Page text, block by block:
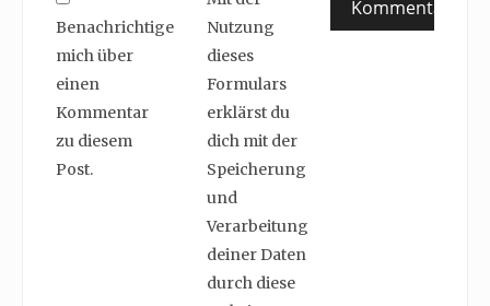
Benachrichtige
mich über
einen
Kommentar
zu diesem
Post.
Nutzung
dieses
Formulars
erklärst du
dich mit der
Speicherung
und
Verarbeitung
deiner Daten
durch diese